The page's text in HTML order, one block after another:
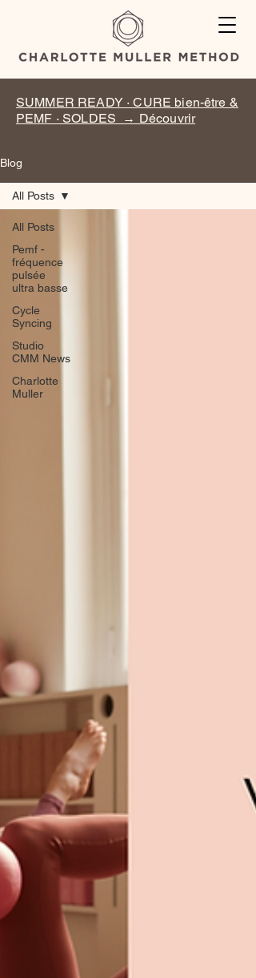
SUMMER READY · CURE bien-être &
PEMF · SOLDES → Découvrir
Blog
All Posts
Pemf -
fréquence
pulsée
ultra basse
Cycle
Syncing
Studio
CMM News
Charlotte
Muller
All Posts